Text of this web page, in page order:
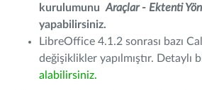
kurulumunu Araçlar - Ektenti
yapabilirsiniz.
LibreOffice 4.1.2 sonrası bazı
değişiklikler yapılmıştır. Detaylı
alabilirsiniz.